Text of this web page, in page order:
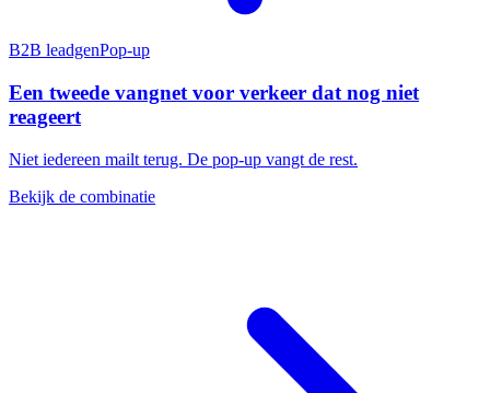
B2B leadgenPop-up
Een tweede vangnet voor verkeer dat nog niet
reageert
Niet iedereen mailt terug. De pop-up vangt de rest.
Bekijk de combinatie